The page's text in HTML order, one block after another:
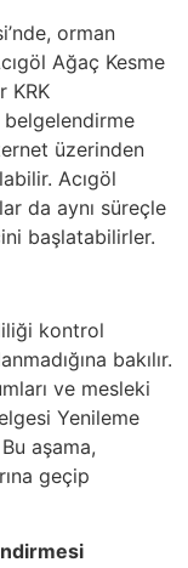
orman
Ağaç Kesme
KRK
üzerinden
Acıgöl
da aynı süreçle
başlatabilirler.
kontrol
bakılır.
ve mesleki
Yenileme
aşama,
geçip